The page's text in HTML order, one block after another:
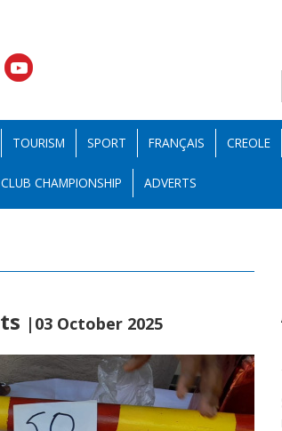
TOURISM SPORT FRANÇAIS CREOLE
CHAMPIONSHIP ADVERTS
|03 October 2025